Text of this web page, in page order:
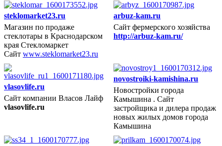
steklomarket23.ru
Магазин по продаже
стеклотары в Краснодарском
края Стекломаркет
Сайт www.steklomarket23.ru
2016 год
arbuz-kam.ru
Сайт фермерского хозяйства
http://arbuz-kam.ru/
vlasovlife.ru
Сайт компании Власов Лайф
vlasovlife.ru
2015 год
novostroiki-kamishina.ru
Новостройки города
Камышина . Сайт
застройщика и дилера продаж
новых жилых домов города
Камышина